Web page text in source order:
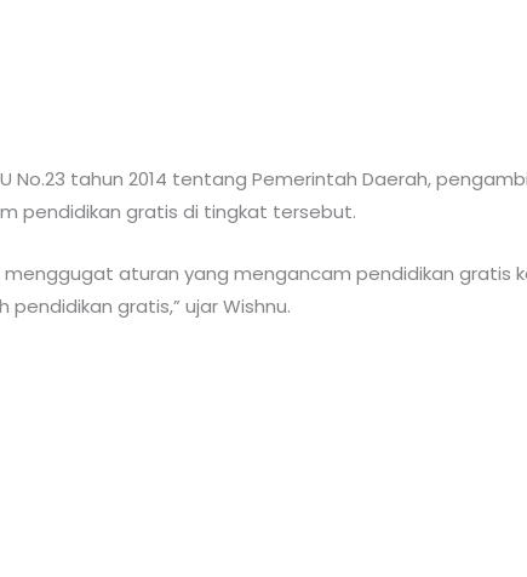
No.23 tahun 2014 tentang Pemerintah Daerah,
pendidikan gratis di tingkat tersebut.
aturan yang mengancam pendidikan gratis
gratis,” ujar Wishnu.